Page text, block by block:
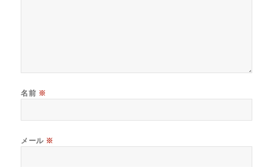
名前 ※
メール ※